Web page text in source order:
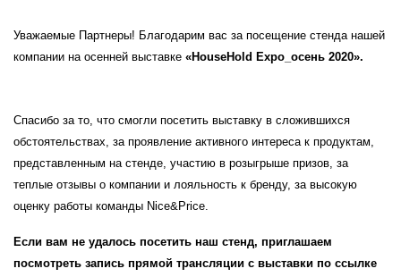
Уважаемые Партнеры! Благодарим вас за посещение стенда нашей
компании на осенней выставке «HouseHold Expo_осень 2020».
Спасибо за то, что смогли посетить выставку в сложившихся
обстоятельствах, за проявление активного интереса к продуктам,
представленным на стенде, участию в розыгрыше призов, за
теплые отзывы о компании и лояльность к бренду, за высокую
оценку работы команды Nice&Price.
Если вам не удалось посетить наш стенд, приглашаем
посмотреть запись прямой трансляции с выставки по ссылке